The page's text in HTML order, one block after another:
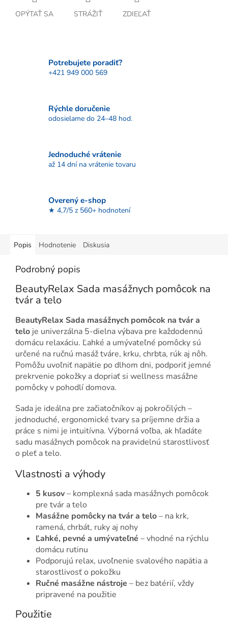
OPÝTAŤ SA STRÁŽIŤ ZDIEĽAŤ
Potrebujete poradiť?
+421 949 000 569
Rýchle doručenie
odosielame do 24–48 hod.
Jednoduché vrátenie
až 14 dní na vrátenie tovaru
Overený e-shop
★ 4,7/5 z 560+ hodnotení
Popis Hodnotenie Diskusia
Podrobný popis
BeautyRelax Sada masážnych pomôcok na
tvár a telo
BeautyRelax Sada masážnych pomôcok na tvár a
telo je univerzálna 5-dielna výbava pre každodennú
domácu relaxáciu. Ľahké a umývateľné pomôcky sú
určené na ručnú masáž tváre, krku, chrbta, rúk aj nôh.
Pomôžu uvoľniť napätie po dlhom dni, podporiť jemné
prekrvenie pokožky a dopriať si wellness masážne
pomôcky v pohodlí domova.
Sada je ideálna pre začiatočníkov aj pokročilých –
jednoduché, ergonomické tvary sa príjemne držia a
práce s nimi je intuitívna. Výborná voľba, ak hľadáte
sadu masážnych pomôcok na pravidelnú starostlivosť
o pleť a telo.
Vlastnosti a výhody
5 kusov– komplexná sada masážnych pomôcok
pre tvár a telo
Masážne pomôcky na tvár a telo– na krk,
ramená, chrbát, ruky aj nohy
Ľahké, pevné a umývateľné – vhodné na rýchlu
domácu rutinu
Podporujú relax, uvoľnenie svalového napätia a
starostlivosť o pokožku
Ručné masážne nástroje – bez batérií, vždy
pripravené na použitie
Použitie